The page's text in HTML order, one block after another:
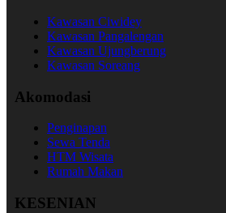
Kawasan Ciwidey
Kawasan Pangalengan
Kawasan Ujungberung
Kawasan Soreang
Akomodasi
Penginapan
Sewa Tenda
HTM Wisata
Rumah Makan
KESENIAN